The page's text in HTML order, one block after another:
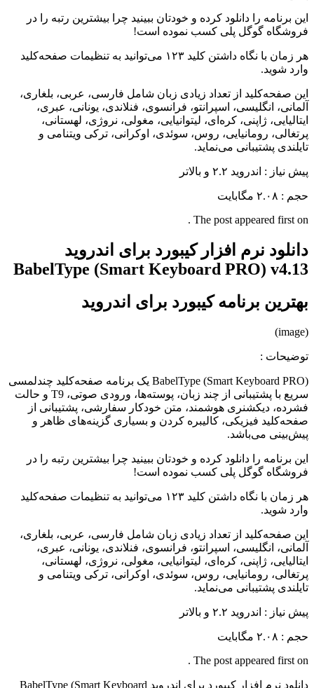
این برنامه را دانلود کرده و خودتان ببینید چرا بیشترین رتبه را در
فروشگاه گوگل پلی کسب نموده است!
هر زمان با نگاه داشتن کلید ۱۲۳ می‌توانید به تنظیمات صفحه‌کلید
وارد شوید.
این صفحه‌کلید از تعداد زیادی زبان شامل فارسی، عربی، بلغاری،
آلمانی، انگلیسی، اسپرانتو، فرانسوی، فنلاندی، یونانی، عبری،
ایتالیایی، ژاپنی، کره‌ای، لیتوانیایی، مغولی، نروژی، لهستانی،
پرتغالی، رومانیایی، روس، سوئدی، اوکرانی، ترکی ویتنامی و
تایلندی پشتیبانی می‌نماید.
پیش نیاز : اندروید ۲.۲ و بالاتر
حجم : ۲.۰۸ مگابایت
The post appeared first on .
دانلود نرم افزار کیبورد برای اندروید
BabelType (Smart Keyboard PRO) v4.13
بهترین برنامه کیبورد برای اندروید
(image)
توضیحات :
BabelType (Smart Keyboard PRO) یک برنامه صفحه‌کلید چندلمسی
سریع با پشتیبانی از چند زبان، پوسته‌ها، ورودی صوتی، T9 و حالت
فشرده، دیکشنری هوشمند، متن خودکار سفارشی، پشتیبانی از
صفحه‌کلید فیزیکی، کالیبره کردن و بسیاری گزینه‌های ظاهر و
پیش‌بینی می‌باشد.
این برنامه را دانلود کرده و خودتان ببینید چرا بیشترین رتبه را در
فروشگاه گوگل پلی کسب نموده است!
هر زمان با نگاه داشتن کلید ۱۲۳ می‌توانید به تنظیمات صفحه‌کلید
وارد شوید.
این صفحه‌کلید از تعداد زیادی زبان شامل فارسی، عربی، بلغاری،
آلمانی، انگلیسی، اسپرانتو، فرانسوی، فنلاندی، یونانی، عبری،
ایتالیایی، ژاپنی، کره‌ای، لیتوانیایی، مغولی، نروژی، لهستانی،
پرتغالی، رومانیایی، روس، سوئدی، اوکرانی، ترکی ویتنامی و
تایلندی پشتیبانی می‌نماید.
پیش نیاز : اندروید ۲.۲ و بالاتر
حجم : ۲.۰۸ مگابایت
The post appeared first on .
دانلود نرم افزار کیبورد برای اندروید BabelType (Smart Keyboard